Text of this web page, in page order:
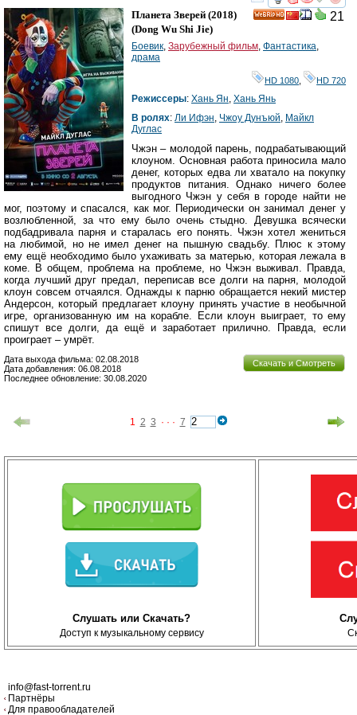
смотреть
21
Планета Зверей (2018)
(Dong Wu Shi Jie)
Боевик Зарубежный фильм Фантастика
драма
HD 1080 HD 720
Режиссеры: Хань Ян Хань Янь
В ролях: Ли Ифэн Чжоу Дунъюй Майкл
Дуглас
Чжэн – молодой парень, подрабатывающий
клоуном. Основная работа приносила мало
денег, которых едва ли хватало на покупку
продуктов питания. Однако ничего более
выгодного Чжэн у себя в городе найти не
мог, поэтому и спасался, как мог. Периодически он занимал денег у
возлюбленной, за что ему было очень стыдно. Девушка всячески
подбадривала парня и старалась его понять. Чжэн хотел жениться
на любимой, но не имел денег на пышную свадьбу. Плюс к этому
ему ещё необходимо было ухаживать за матерью, которая лежала в
коме. В общем, проблема на проблеме, но Чжэн выживал. Правда,
когда лучший друг предал, переписав все долги на парня, молодой
клоун совсем отчаялся. Однажды к парню обращается некий мистер
Андерсон, который предлагает клоуну принять участие в необычной
игре, организованную им на корабле. Если клоун выиграет, то ему
спишут все долги, да ещё и заработает прилично. Правда, если
проиграет – умрёт.
Скачать и Смотреть
Дата выхода фильма: 02.08.2018
Дата добавления: 06.08.2018
Последнее обновление: 30.08.2020
1 2 3 · · · 7
Слушать или Скачать?
Доступ к музыкальному сервису
info@fast-torrent.ru
Партнёры
Для правообладателей